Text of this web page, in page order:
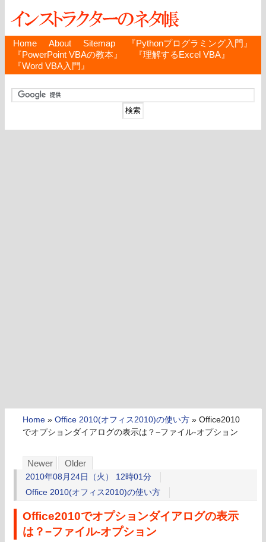
Home About Sitemap
『Pythonプログラミング入門』
『PowerPoint VBAの教本』
『理解するExcel VBA』
『Word VBA入門』
Home » Office 2010(オフィス2010)の使い方 » Office2010
でオプションダイアログの表示は？−ファイル-オプション
Newer Older
2010年08月24日（火） 12時01分
Office 2010(オフィス2010)の使い方
Office2010でオプションダイアログの表示
は？−ファイル-オプション